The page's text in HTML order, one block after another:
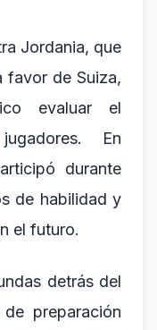
Jordania, que
favor de Suiza,
evaluar el
En
durante
de habilidad y
el futuro.
detrás del
preparación